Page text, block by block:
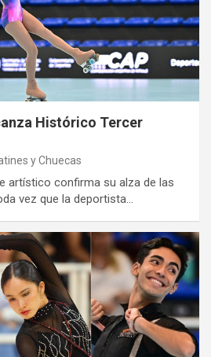
Histórico Tercer
y Chuecas
artístico confirma su alza de las
vez que la deportista…